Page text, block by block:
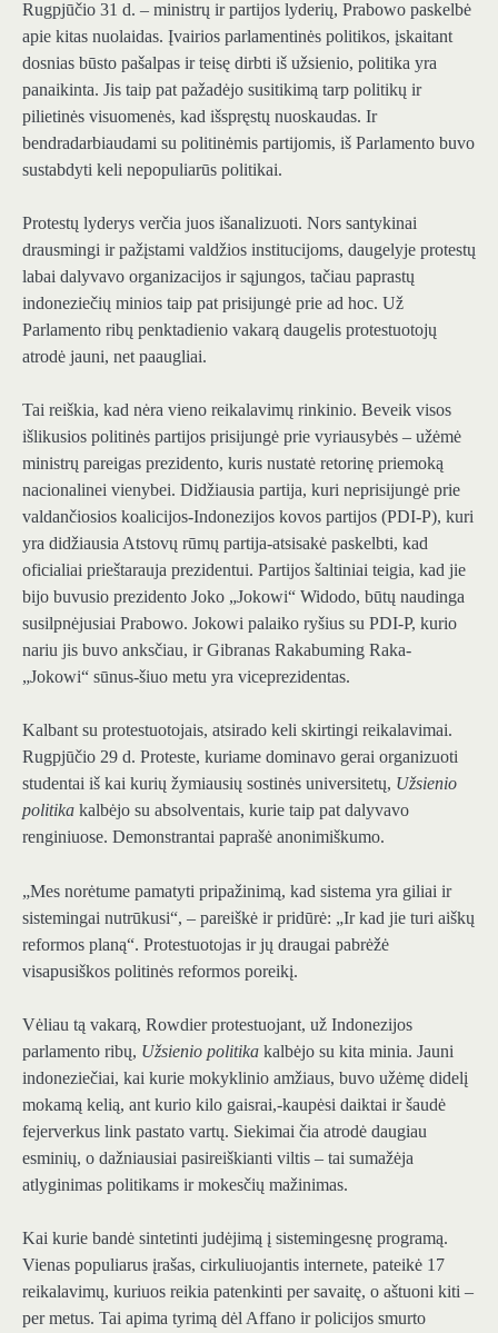
Rugpjūčio 31 d. – ministrų ir partijos lyderių, Prabowo paskelbė
apie kitas nuolaidas. Įvairios parlamentinės politikos, įskaitant
dosnias būsto pašalpas ir teisę dirbti iš užsienio, politika yra
panaikinta. Jis taip pat pažadėjo susitikimą tarp politikų ir
pilietinės visuomenės, kad išspręstų nuoskaudas. Ir
bendradarbiaudami su politinėmis partijomis, iš Parlamento buvo
sustabdyti keli nepopuliarūs politikai.
Protestų lyderys verčia juos išanalizuoti. Nors santykinai
drausmingi ir pažįstami valdžios institucijoms, daugelyje protestų
labai dalyvavo organizacijos ir sąjungos, tačiau paprastų
indoneziečių minios taip pat prisijungė prie ad hoc. Už
Parlamento ribų penktadienio vakarą daugelis protestuotojų
atrodė jauni, net paaugliai.
Tai reiškia, kad nėra vieno reikalavimų rinkinio. Beveik visos
išlikusios politinės partijos prisijungė prie vyriausybės – užėmė
ministrų pareigas prezidento, kuris nustatė retorinę priemoką
nacionalinei vienybei. Didžiausia partija, kuri neprisijungė prie
valdančiosios koalicijos-Indonezijos kovos partijos (PDI-P), kuri
yra didžiausia Atstovų rūmų partija-atsisakė paskelbti, kad
oficialiai prieštarauja prezidentui. Partijos šaltiniai teigia, kad jie
bijo buvusio prezidento Joko „Jokowi“ Widodo, būtų naudinga
susilpnėjusiai Prabowo. Jokowi palaiko ryšius su PDI-P, kurio
nariu jis buvo anksčiau, ir Gibranas Rakabuming Raka-
„Jokowi“ sūnus-šiuo metu yra viceprezidentas.
Kalbant su protestuotojais, atsirado keli skirtingi reikalavimai.
Rugpjūčio 29 d. Proteste, kuriame dominavo gerai organizuoti
studentai iš kai kurių žymiausių sostinės universitetų, Užsienio
politika kalbėjo su absolventais, kurie taip pat dalyvavo
renginiuose. Demonstrantai paprašė anonimiškumo.
„Mes norėtume pamatyti pripažinimą, kad sistema yra giliai ir
sistemingai nutrūkusi“, – pareiškė ir pridūrė: „Ir kad jie turi aiškų
reformos planą“. Protestuotojas ir jų draugai pabrėžė
visapusiškos politinės reformos poreikį.
Vėliau tą vakarą, Rowdier protestuojant, už Indonezijos
parlamento ribų, Užsienio politika kalbėjo su kita minia. Jauni
indoneziečiai, kai kurie mokyklinio amžiaus, buvo užėmę didelį
mokamą kelią, ant kurio kilo gaisrai,-kaupėsi daiktai ir šaudė
fejerverkus link pastato vartų. Siekimai čia atrodė daugiau
esminių, o dažniausiai pasireiškianti viltis – tai sumažėja
atlyginimas politikams ir mokesčių mažinimas.
Kai kurie bandė sintetinti judėjimą į sistemingesnę programą.
Vienas populiarus įrašas, cirkuliuojantis internete, pateikė 17
reikalavimų, kuriuos reikia patenkinti per savaitę, o aštuoni kiti –
per metus. Tai apima tyrimą dėl Affano ir policijos smurto